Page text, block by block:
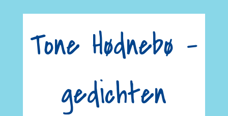
Tone Hødnebø –
gedichten